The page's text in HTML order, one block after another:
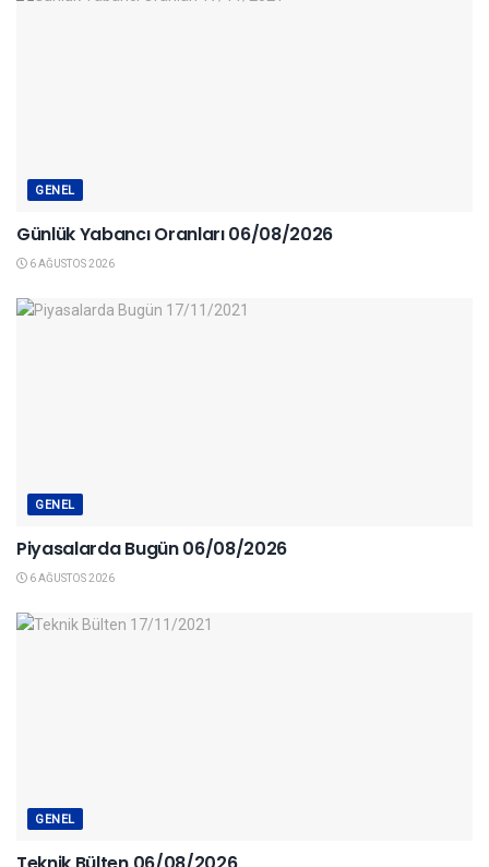
GENEL
Günlük Yabancı Oranları 06/08/2026
6 AĞUSTOS 2026
GENEL
Piyasalarda Bugün 06/08/2026
6 AĞUSTOS 2026
GENEL